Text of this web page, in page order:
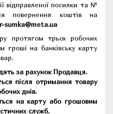
відправленої посилки та №
повернення коштів на
sumka@meta.ua
протягом трьох робочих
гроші на банківську карту
за рахунок Продавця.
після отримання товару
днів.
на карту або грошовим
служб.